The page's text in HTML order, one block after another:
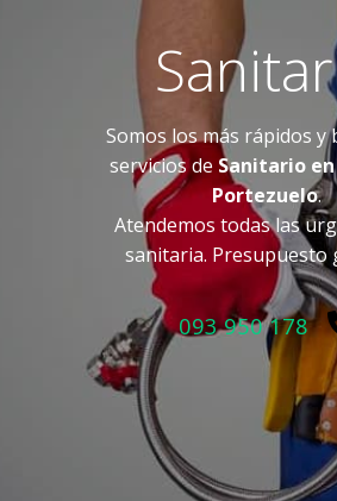
Somos los más rápidos y
servicios de Sanitario en
Portezuelo.
Atendemos todas las
sanitaria. Presupuesto
093 950 178